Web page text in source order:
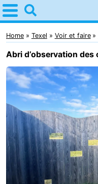
Home
Texel
Astuces
Avec
les
enfants
Villages
-
Den
Burg
-
Den
-
Home Texel Voir et faire
Abri d’observation des